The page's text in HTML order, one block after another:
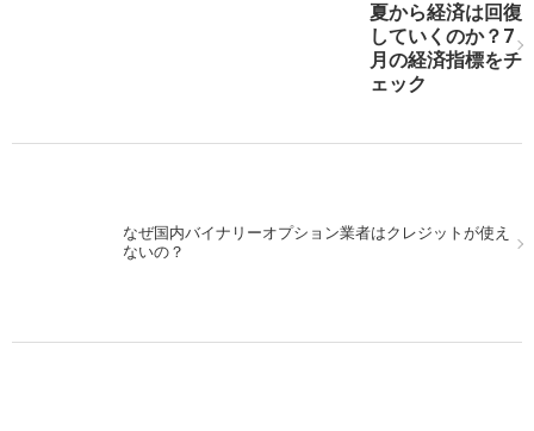
夏から経済は回復
していくのか？7
月の経済指標をチ
ェック
なぜ国内バイナリーオプション業者はクレジットが使え
ないの？